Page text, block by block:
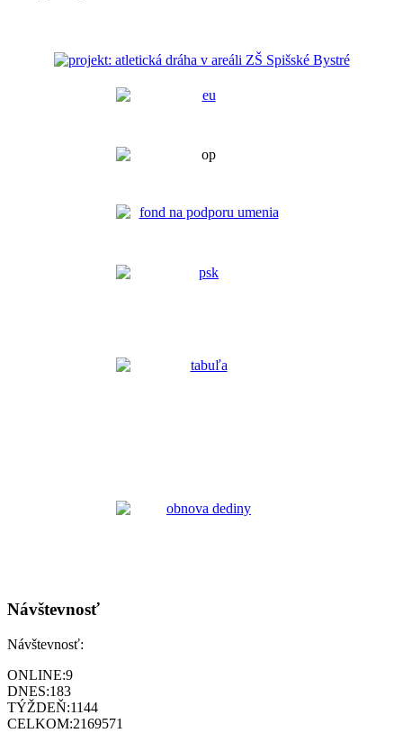
Návštevnosť
Návštevnosť:
ONLINE:9
DNES:183
TÝŽDEŇ:1144
CELKOM:2169571